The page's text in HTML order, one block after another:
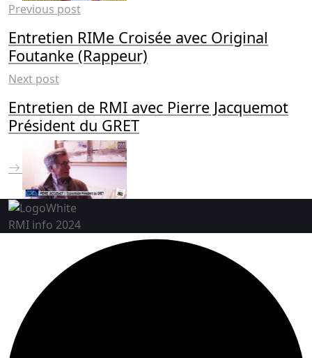
Previous post
Entretien RIMe Croisée avec Original
Foutanke (Rappeur)
Next post
Entretien de RMI avec Pierre Jacquemot
Président du GRET
RMI info 2024